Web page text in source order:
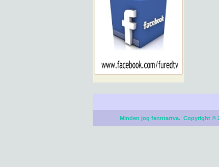
Minden jog fenntartva. Copyright ©